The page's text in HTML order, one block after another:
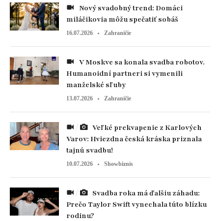
miláčikovia môžu spečatiť sobáš
16.07.2026 Zahraničie
Humanoidní partneri si vymenili
manželské sľuby
13.07.2026 Zahraničie
Varov: Hviezdna česká kráska priznala
tajnú svadbu!
10.07.2026 Showbiznis
Prečo Taylor Swift vynechala túto blízku
rodinu?